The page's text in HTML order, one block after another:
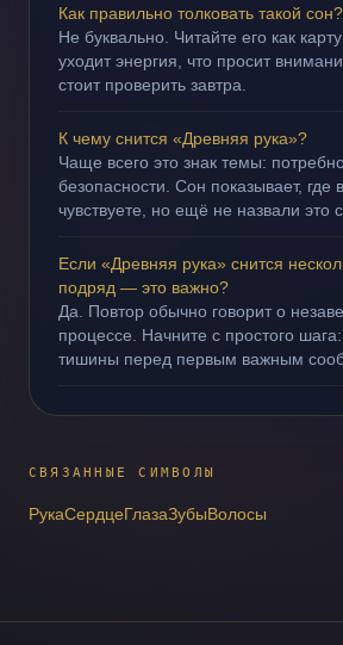
Как правильно толковать такой сон?
Не буквально. Читайте его как
уходит энергия, что просит
стоит проверить завтра.
К чему снится «Древняя рука»?
Чаще всего это знак темы:
безопасности. Сон показывает, где
чувствуете, но ещё не назвали это
Если «Древняя рука» снится
подряд — это важно?
Да. Повтор обычно говорит о
процессе. Начните с простого
тишины перед первым важным
СВЯЗАННЫЕ СИМВОЛЫ
РукаСердцеГлазаЗубыВолосы